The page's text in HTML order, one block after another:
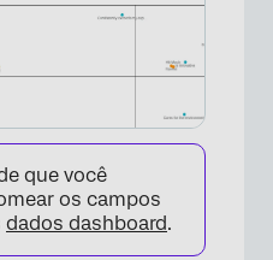
que você
os campos
dados dashboard.